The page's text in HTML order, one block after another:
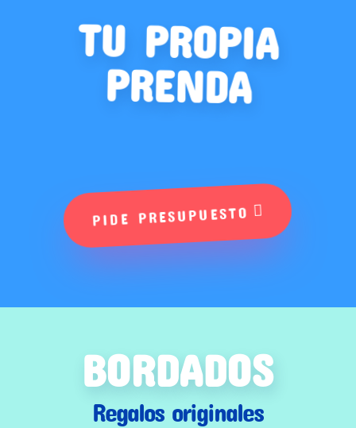
TU PROPIA
PRENDA
PIDE PRESUPUESTO
BORDADOS
Regalos originales